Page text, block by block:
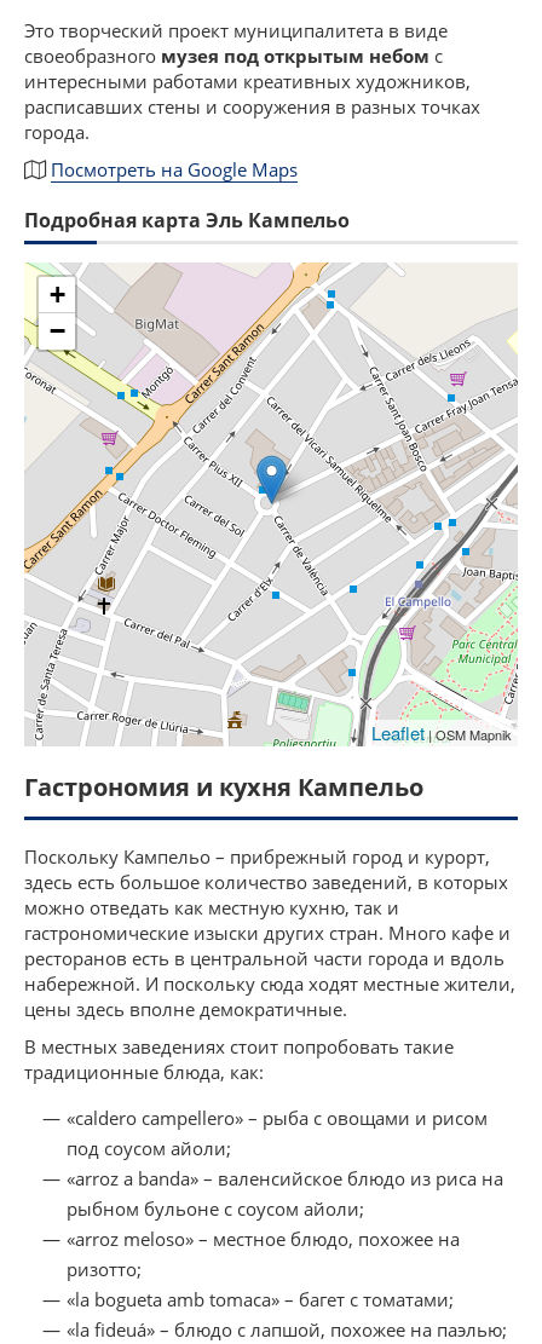
Это творческий проект муниципалитета в виде
своеобразного музея под открытым небом с
интересными работами креативных художников,
расписавших стены и сооружения в разных точках
города.
Посмотреть на Google Maps
Подробная карта Эль Кампельо
+
−
Leaflet| OSM Mapnik
Гастрономия и кухня Кампельо
Поскольку Кампельо – прибрежный город и курорт,
здесь есть большое количество заведений, в которых
можно отведать как местную кухню, так и
гастрономические изыски других стран. Много кафе и
ресторанов есть в центральной части города и вдоль
набережной. И поскольку сюда ходят местные жители,
цены здесь вполне демократичные.
В местных заведениях стоит попробовать такие
традиционные блюда, как:
«caldero campellero» – рыба с овощами и рисом
под соусом айоли;
«arroz a banda» – валенсийское блюдо из риса на
рыбном бульоне с соусом айоли;
«arroz meloso» – местное блюдо, похожее на
ризотто;
«la bogueta amb tomaca» – багет с томатами;
«la fideuá» – блюдо с лапшой, похожее на паэлью;